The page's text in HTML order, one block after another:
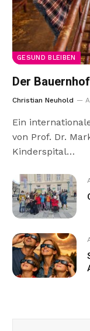
GESUND BLEIBEN
Der
Christian Neuhold
Ein
von Prof. Dr.
Kinderspital…